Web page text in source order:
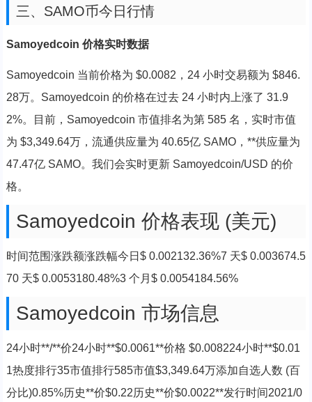
三、SAMO币今日行情
Samoyedcoin 价格实时数据
Samoyedcoin 当前价格为 $0.0082，24 小时交易额为 $846.
28万。Samoyedcoin 的价格在过去 24 小时内上涨了 31.9
2%。目前，Samoyedcoin 市值排名为第 585 名，实时市值
为 $3,349.64万，流通供应量为 40.65亿 SAMO，**供应量为
47.47亿 SAMO。我们会实时更新 Samoyedcoin/USD 的价
格。
Samoyedcoin 价格表现 (美元)
时间范围涨跌额涨跌幅今日$ 0.002132.36%7 天$ 0.003674.5
70 天$ 0.0053180.48%3 个月$ 0.0054184.56%
Samoyedcoin 市场信息
24小时**/**价24小时**$0.0061**价格 $0.008224小时**$0.01
1热度排行35市值排行585市值$3,349.64万添加自选人数 (百
分比)0.85%历史**价$0.22历史**价$0.0022**发行时间2021/0